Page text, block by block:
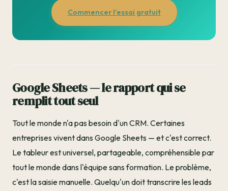
Commencer l'essai gratuit
Google Sheets — le rapport qui se
remplit tout seul
Tout le monde n'a pas besoin d'un CRM. Certaines
entreprises vivent dans Google Sheets — et c'est correct.
Le tableur est universel, partageable, compréhensible par
tout le monde dans l'équipe sans formation. Le problème,
c'est la saisie manuelle. Quelqu'un doit transcrire les leads